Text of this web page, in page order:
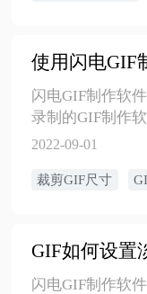
闪电GIF制作软
录制的GIF制作
作出高品质的
的尺寸呢？那么
2022-09-01
裁剪GIF尺寸
GIF如何设置
闪电GIF制作软